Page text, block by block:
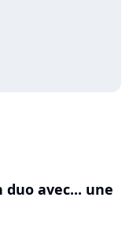
duo avec... une